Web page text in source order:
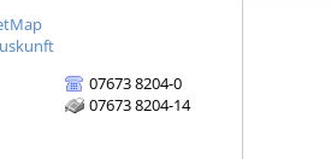
07673 8204-0
07673 8204-14